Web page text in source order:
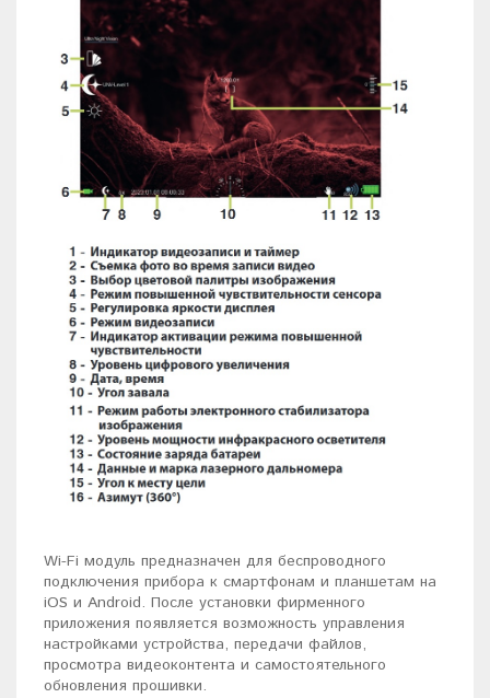
Wi-Fi модуль предназначен для беспроводного
подключения прибора к смартфонам и планшетам на
iOS и Android. После установки фирменного
приложения появляется возможность управления
настройками устройства, передачи файлов,
просмотра видеоконтента и самостоятельного
обновления прошивки.